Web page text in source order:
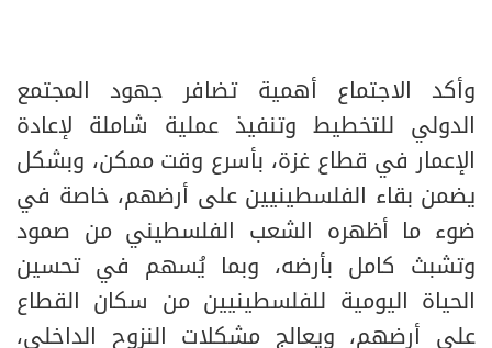
وأكد الاجتماع أهمية تضافر جهود المجتمع
الدولي للتخطيط وتنفيذ عملية شاملة لإعادة
الإعمار في قطاع غزة، بأسرع وقت ممكن، وبشكل
يضمن بقاء الفلسطينيين على أرضهم، خاصة في
ضوء ما أظهره الشعب الفلسطيني من صمود
وتشبث كامل بأرضه، وبما يُسهم في تحسين
الحياة اليومية للفلسطينيين من سكان القطاع
على أرضهم، ويعالج مشكلات النزوح الداخلي،